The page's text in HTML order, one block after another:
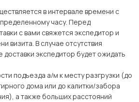
в интервале времени с
часу. Перед
с вами свяжется экспедитор и
визита. В случае отсутствия
доставки экспедитор будет ожидать
подъезда а/м к месту разгрузки (до
дома или до калитки/забора
а также больших расстояний